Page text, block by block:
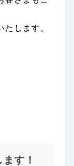
たします。
す！